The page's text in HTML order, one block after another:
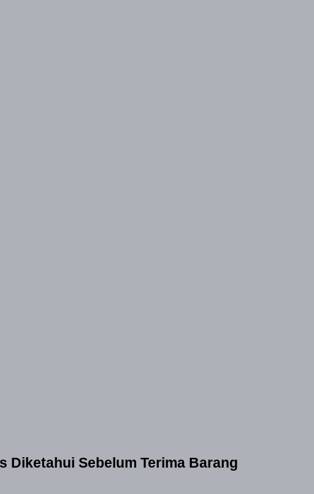
Diketahui Sebelum Terima Barang